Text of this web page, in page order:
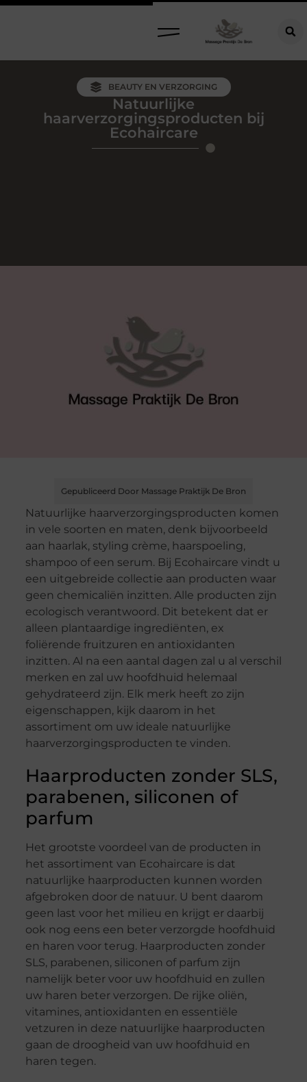
BEAUTY EN VERZORGING
Natuurlijke
haarverzorgingsproducten bij
Ecohaircare
Gepubliceerd Door Massage Praktijk De Bron
Natuurlijke haarverzorgingsproducten komen
in vele soorten en maten, denk bijvoorbeeld
aan haarlak, styling crème, haarspoeling,
shampoo of een serum. Bij Ecohaircare vindt u
een uitgebreide collectie aan producten waar
geen chemicaliën inzitten. Alle producten zijn
ecologisch verantwoord. Dit betekent dat er
alleen plantaardige ingrediënten, ex
foliërende fruitzuren en antioxidanten
inzitten. Al na een aantal dagen zal u al verschil
merken en zal uw hoofdhuid helemaal
gehydrateerd zijn. Elk merk heeft zo zijn
eigenschappen, kijk daarom in het
assortiment om uw ideale natuurlijke
haarverzorgingsproducten te vinden.
Haarproducten zonder SLS,
parabenen, siliconen of
parfum
Het grootste voordeel van de producten in
het assortiment van Ecohaircare is dat
natuurlijke haarproducten kunnen worden
afgebroken door de natuur. U bent daarom
geen last voor het milieu en krijgt er daarbij
ook nog eens een beter verzorgde hoofdhuid
en haren voor terug. Haarproducten zonder
SLS, parabenen, siliconen of parfum zijn
namelijk beter voor uw hoofdhuid en zullen
uw haren beter verzorgen. De rijke oliën,
vitamines, antioxidanten en essentiële
vetzuren in deze natuurlijke haarproducten
gaan de droogheid van uw hoofdhuid en
haren tegen.